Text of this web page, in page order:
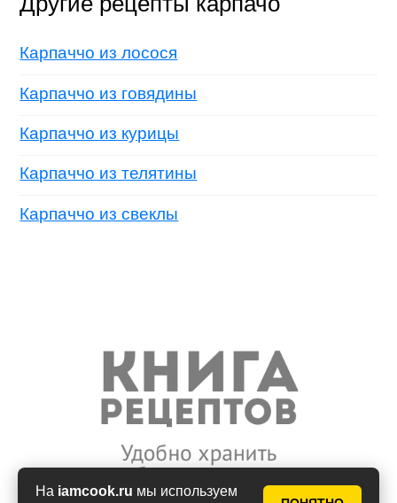
На iamcook.ru мы используем
Карпаччо из лосося
Карпаччо из говядины
Карпаччо из курицы
Карпаччо из телятины
Карпаччо из свеклы